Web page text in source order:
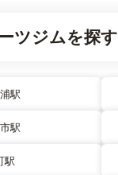
ツジムを探す
駅
駅
駅